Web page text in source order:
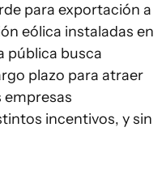
para exportación a
eólica instaladas en
pública busca
plazo para atraer
empresas
incentivos, y sin